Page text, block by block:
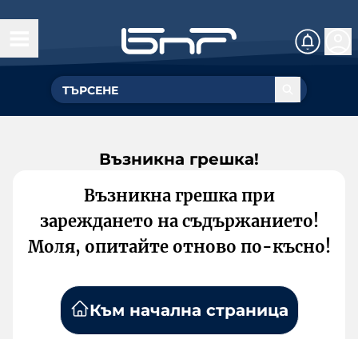
Възникна грешка!
Възникна грешка при
зареждането на съдържанието!
Моля, опитайте отново по-късно!
Към начална страница